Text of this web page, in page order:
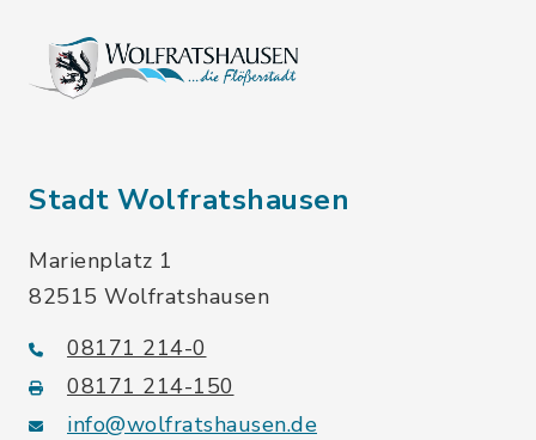
Stadt Wolfratshausen
Marienplatz 1
82515 Wolfratshausen
08171 214-0
08171 214-150
info@wolfratshausen.de